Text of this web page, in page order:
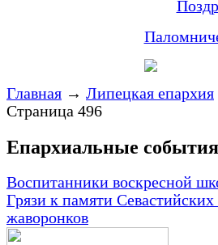
Главная → Липецкая епархия
Страница 496
Епархиальные
Воспитанники воскресной
Грязи к памяти
жаворонков